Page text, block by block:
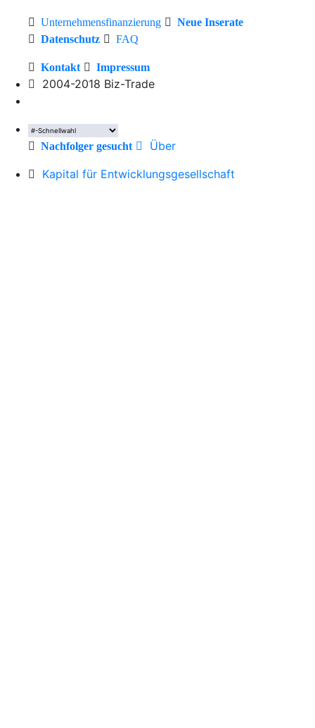
Unternehmensfinanzierung
Neue Inserate
Datenschutz
FAQ
Kontakt Impressum
2004-2018 Biz-Trade
Nachfolger gesucht
Über
Kapital für Entwicklungsgesellschaft